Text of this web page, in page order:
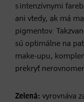
s intenzívnymi
ani vtedy, ak má
pigmentov.
sú optimálne na
make-upu,
prekryť
Zelená: vyrovnáva